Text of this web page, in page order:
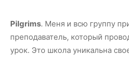
Pilgrims. Меня и всю группу
преподаватель, который
урок. Это школа уникальна